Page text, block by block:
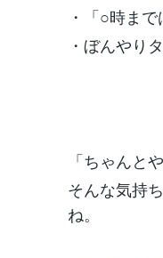
・「○時ま
・ぼんやり
「ちゃんと
そんな気持
ね。